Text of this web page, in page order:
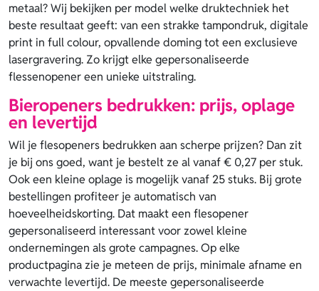
metaal? Wij bekijken per model welke druktechniek het
beste resultaat geeft: van een strakke tampondruk, digitale
print in full colour, opvallende doming tot een exclusieve
lasergravering. Zo krijgt elke gepersonaliseerde
flessenopener een unieke uitstraling.
Bieropeners bedrukken: prijs, oplage
en levertijd
Wil je flesopeners bedrukken aan scherpe prijzen? Dan zit
je bij ons goed, want je bestelt ze al vanaf € 0,27 per stuk.
Ook een kleine oplage is mogelijk vanaf 25 stuks. Bij grote
bestellingen profiteer je automatisch van
hoeveelheidskorting. Dat maakt een flesopener
gepersonaliseerd interessant voor zowel kleine
ondernemingen als grote campagnes. Op elke
productpagina zie je meteen de prijs, minimale afname en
verwachte levertijd. De meeste gepersonaliseerde